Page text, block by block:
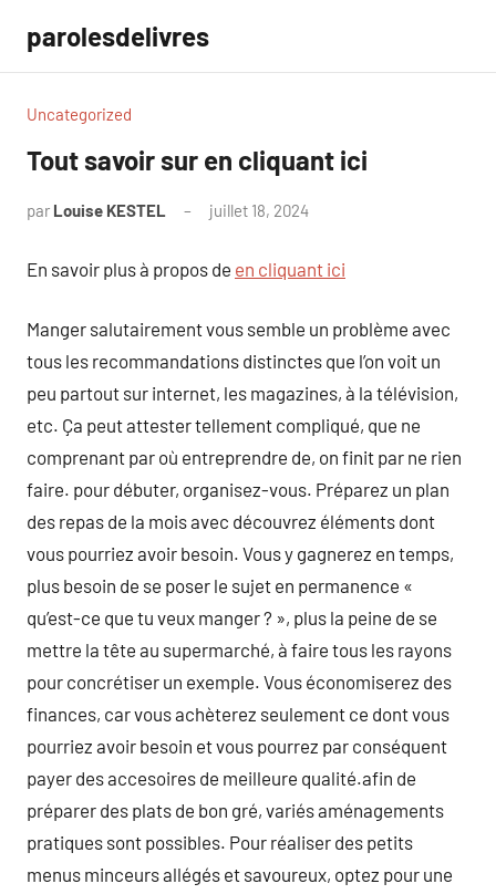
contenu
parolesdelivres
Uncategorized
Tout savoir sur en cliquant ici
par Louise KESTEL juillet 18, 2024
En savoir plus à propos de en cliquant ici
Manger salutairement vous semble un problème avec
tous les recommandations distinctes que l’on voit un
peu partout sur internet, les magazines, à la télévision,
etc. Ça peut attester tellement compliqué, que ne
comprenant par où entreprendre de, on finit par ne rien
faire. pour débuter, organisez-vous. Préparez un plan
des repas de la mois avec découvrez éléments dont
vous pourriez avoir besoin. Vous y gagnerez en temps,
plus besoin de se poser le sujet en permanence «
qu’est-ce que tu veux manger ? », plus la peine de se
mettre la tête au supermarché, à faire tous les rayons
pour concrétiser un exemple. Vous économiserez des
finances, car vous achèterez seulement ce dont vous
pourriez avoir besoin et vous pourrez par conséquent
payer des accesoires de meilleure qualité.afin de
préparer des plats de bon gré, variés aménagements
pratiques sont possibles. Pour réaliser des petits
menus minceurs allégés et savoureux, optez pour une